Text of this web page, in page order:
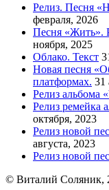
Релиз. Песня
февраля, 2026
Песня «Жить».
ноября, 2025
Облако. Текст
Новая песня
платформах. 31
Релиз альбома
Релиз ремейка
октября, 2023
Релиз новой
августа, 2023
Релиз новой
© Виталий Соляник,